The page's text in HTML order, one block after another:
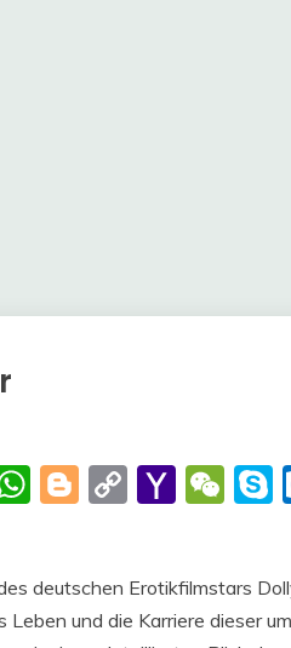
WhatsApp
Blogger
CopyYahoo
deutschen Erotikfilmstars
Leben und die Karriere dieser